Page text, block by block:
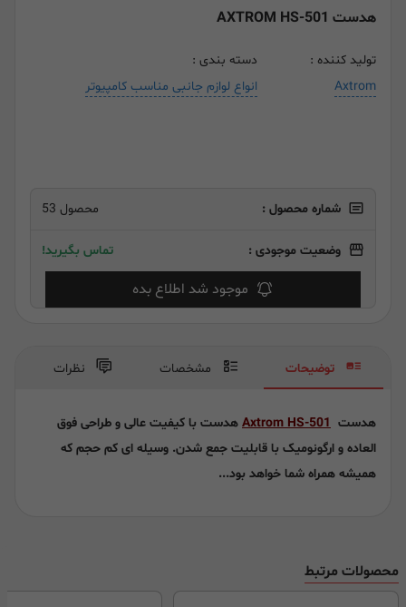
هدست AXTROM HS-501
تولید کننده :
Axtrom
دسته بندی :
انواع لوازم جانبی مناسب کامپیوتر
شماره محصول : محصول 53
وضعیت موجودی : تماس بگیرید!
موجود شد اطلاع بده
هدست Axtrom HS-501 هدست با کیفیت عالی و طراحی فوق
العاده و ارگونومیک با قابلیت جمع شدن. وسیله ای کم حجم که
همیشه همراه شما خواهد بود...
محصولات مرتبط